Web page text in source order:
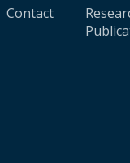
Contact